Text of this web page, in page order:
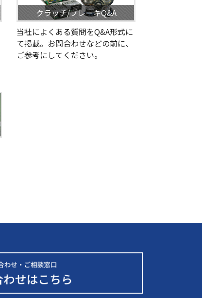
クラッチ/ブレーキQ&A
当社によくある質問をQ&A形式に
て掲載。お問合わせなどの前に、
ご参考にしてください。